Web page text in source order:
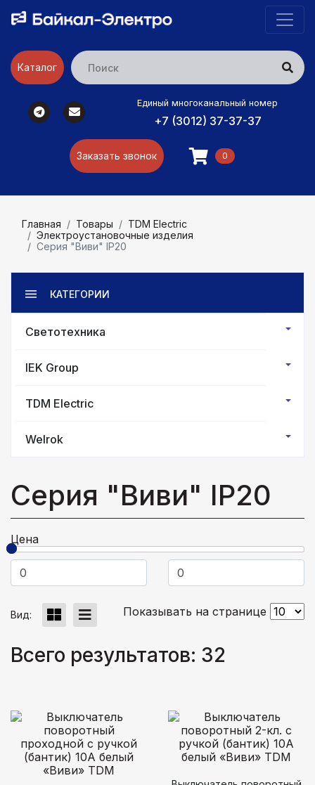
Каталог
Единый многоканальный номер
+7 (3012) 37-37-37
Заказать звонок 0
Главная Товары
TDM Electric
Электроустановочные изделия
Серия "Виви" IP20
КАТЕГОРИИ
Светотехника
IEK Group
TDM Electric
Welrok
Серия "Виви" IP20
Цена
Вид: Показывать на странице
Всего результатов: 32